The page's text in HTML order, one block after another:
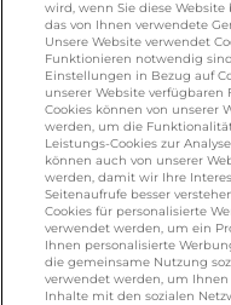
galbani.de/
salakis.de/
Lactalis
887
wird, wenn Sie diese
das von Ihnen verwendete
Unsere Website verwendet
Funktionieren notwendig
Einstellungen in Bezug auf
unserer Website verfügbaren
Cookies können von unserer
werden, um die
Leistungs-Cookies zur
können auch von unserer
werden, damit wir Ihre
Seitenaufrufe besser
Cookies für personalisierte
verwendet werden, um ein
Ihnen personalisierte
die gemeinsame Nutzung
verwendet werden, um
Inhalte mit den sozialen